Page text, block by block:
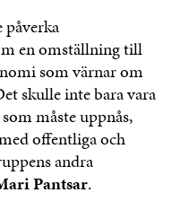
en omställning till
som värnar om
skulle inte bara vara
måste uppnås,
offentliga och
andra
Pantsar.